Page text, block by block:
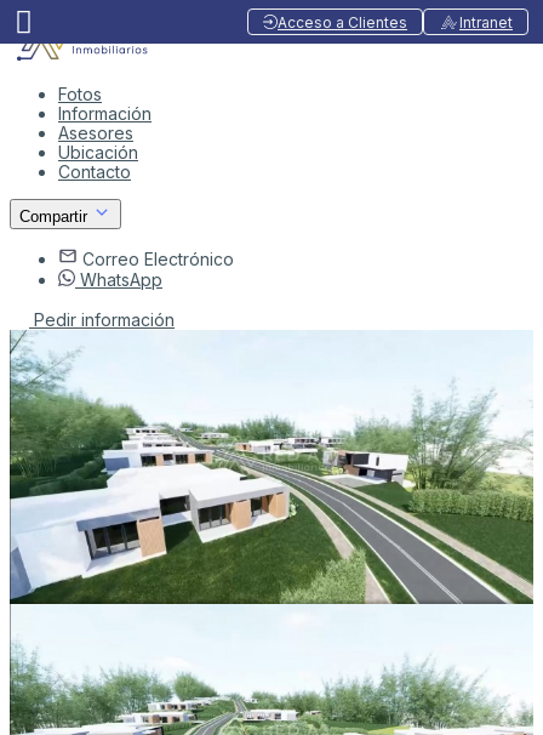
Acceso a Clientes Intranet
Fotos
Información
Asesores
Ubicación
Contacto
Compartir
Correo Electrónico
WhatsApp
Pedir información